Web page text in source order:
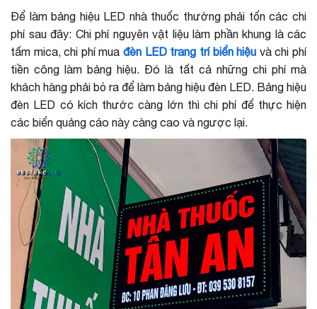
Để làm bảng hiệu LED nhà thuốc thường phải tốn các chi
phí sau đây: Chi phí nguyên vật liệu làm phần khung là các
tấm mica, chi phí muađèn LED trang trí biển hiệu và chi phí
tiền công làm bảng hiệu. Đó là tất cả những chi phí mà
khách hàng phải bỏ ra để làm bảng hiệu đèn LED. Bảng hiệu
đèn LED có kích thước càng lớn thì chi phí để thực hiện
các biển quảng cáo này càng cao và ngược lại.